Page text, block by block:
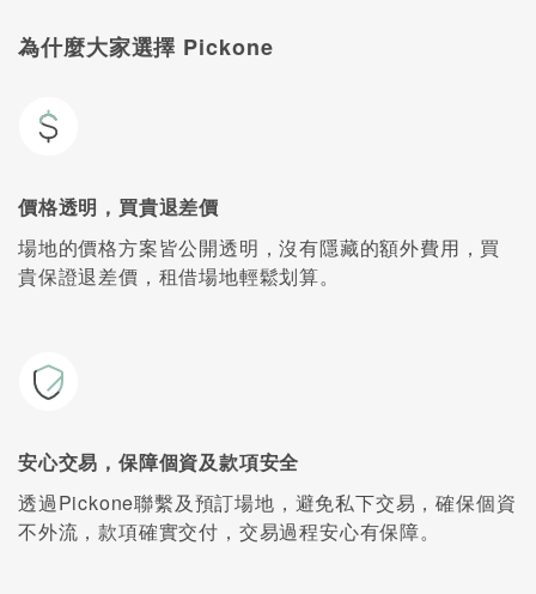
為什麼大家選擇 Pickone
價格透明，買貴退差價
場地的價格方案皆公開透明，沒有隱藏的額外費用，買
貴保證退差價，租借場地輕鬆划算。
安心交易，保障個資及款項安全
透過Pickone聯繫及預訂場地，避免私下交易，確保個資
不外流，款項確實交付，交易過程安心有保障。